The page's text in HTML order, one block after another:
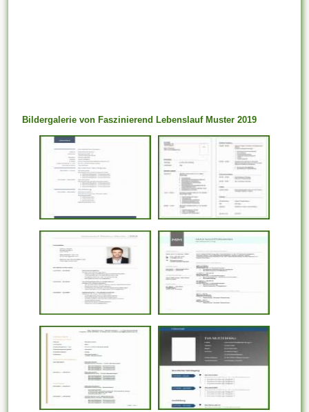
Bildergalerie von Faszinierend Lebenslauf Muster 2019